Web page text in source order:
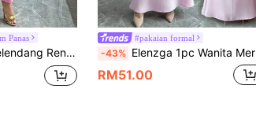
Panas
Rafferiza Gaun Selendang Renda Hijau Wanita, Gaun Slip Bodycon Tanpa Belakang, Sesuai Untuk Perayaan, Parti Kasual, Jamuan, Perkahwinan, Perjalanan Harian Dan Majlis-majlis Lain
#pakaian formal
-43% Elenzga 1pc Wanita Merah Jambu Romantik Slim-Fit Baju Panjang Bahu Asimetri dengan Kain Musim Gugur Cetak Kerajang Emas untuk Wanita
RM51.00